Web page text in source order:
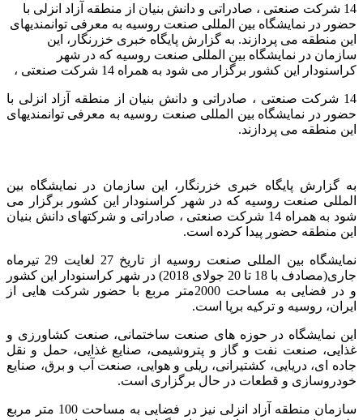
14 شرکت صنعتی ، صادراتی و دانش بنیان از منطقه آزاد انزلی با
حضور در نمایشگاه بین المللی صنعت روسیه به معرفی توانمندیهای
این منطقه می پردازند. به گزارش پایگاه خبری خزرنگار، این
سازمان در نمایشگاه بین المللی صنعت روسیه که در شهر
کراسنودار این کشور برگزار می شود به همراه 14 شرکت صنعتی ،
14 شرکت صنعتی ، صادراتی و دانش بنیان از منطقه آزاد انزلی با
حضور در نمایشگاه بین المللی صنعت روسیه به معرفی توانمندیهای
این منطقه می پردازند.
به گزارش پایگاه خبری خزرنگار، این سازمان در نمایشگاه بین
المللی صنعت روسیه که در شهر کراسنودار این کشور برگزار می
شود به همراه 14 شرکت صنعتی ، صادراتی و شرکتهای دانش بنیان
این منطقه حضور پیدا کرده است.
نمایشگاه بین المللی صنعت روسیه از تاریخ 27 لغایت 29 تیرماه
جاری(مصادف با 18 تا 20 جولای 2018) در شهر کراسنودار این کشور
و در فضایی به مساحت 2000متر مربع با حضور شرکت هایی از
ایران، روسیه و ترکیه برپا است.
این نمایشگاه در حوزه های صنعت ساختمانی، صنعت کشاورزی و
غذایی، صنعت نفت و گاز و پتروشیمی، صنایع غذایی، حمل و نقل
جاده ای، دریایی، کشتیرانی، ریلی و هوایی، صنعت آب و برق، صنایع
خودروسازی و قطعات در حال برگزاری است.
سازمان منطقه آزاد انزلی نیز در فضایی به مساحت 100 متر مربع